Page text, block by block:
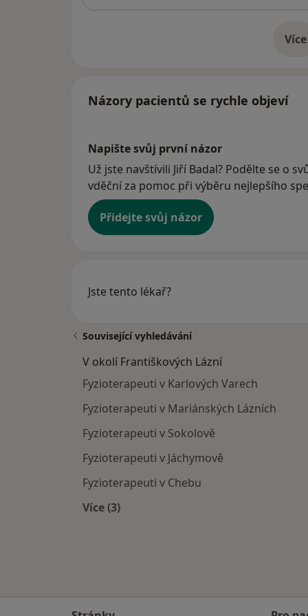
Více
o
Názory pacientů se rychle objeví
Napište svůj první názor
Už jste navštívili Jiří Badal? Podělte se o
vděční za pomoc při výběru nejlepšího
Přidejte svůj názor
Jste tento lékař?
Související vyhledávání
V okolí Františkových Lázní
Fyzioterapeuti v Karlových Varech
Fyzioterapeuti v Mariánských Lázních
Fyzioterapeuti v Sokolově
Fyzioterapeuti v Jáchymově
Fyzioterapeuti v Chebu
Více (3)